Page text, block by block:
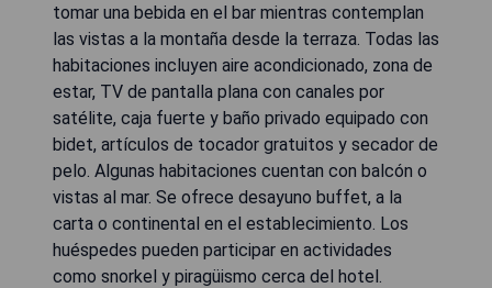
tomar una bebida en el bar mientras contemplan
las vistas a la montaña desde la terraza. Todas las
habitaciones incluyen aire acondicionado, zona de
estar, TV de pantalla plana con canales por
satélite, caja fuerte y baño privado equipado con
bidet, artículos de tocador gratuitos y secador de
pelo. Algunas habitaciones cuentan con balcón o
vistas al mar. Se ofrece desayuno buffet, a la
carta o continental en el establecimiento. Los
huéspedes pueden participar en actividades
como snorkel y piragüismo cerca del hotel.